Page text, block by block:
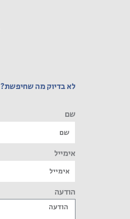
לא בדיוק מה שחיפשת?
שם
אימייל
הודעה